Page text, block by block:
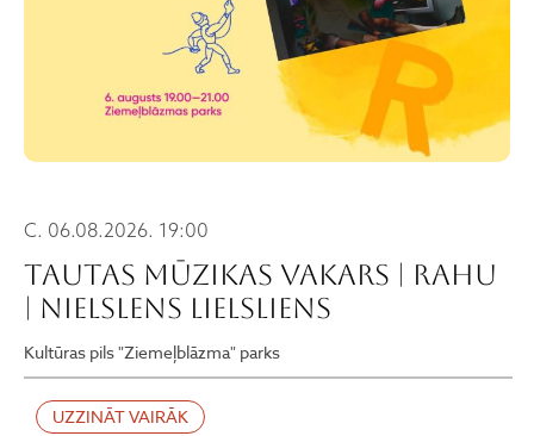
C. 06.08.2026. 19:00
TAUTAS MŪZIKAS VAKARS | RAHU
| NIELSLENS LIELSLIENS
Kultūras pils "Ziemeļblāzma" parks
UZZINĀT VAIRĀK